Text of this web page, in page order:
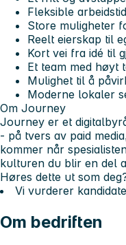
Fleksible
Store muligheter
Reelt eierskap til
Kort vei fra idé til
Et team med høyt
Mulighet til å
Moderne lokaler
Om Journey
Journey er et
- på tvers av paid
kommer når
kulturen du blir en del
Høres dette ut som
Vi vurderer
Om bedriften